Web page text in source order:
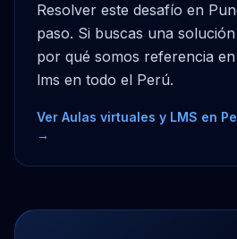
Resolver este desafío en
paso. Si buscas una
por qué somos referencia
lms en todo el Perú.
Ver Aulas virtuales y LMS en
→